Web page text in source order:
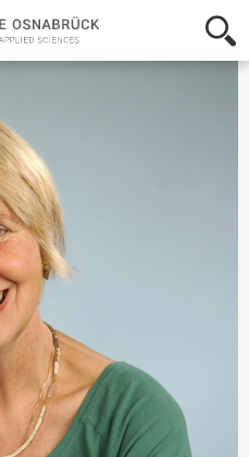
Hochschule
Osnabrück
-